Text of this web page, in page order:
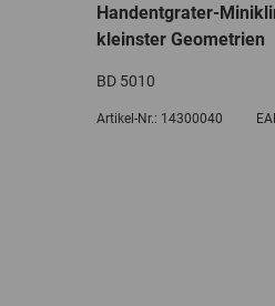
Handentgrater-
kleinster Geometrien
BD 5010
Artikel-Nr.: 14300040